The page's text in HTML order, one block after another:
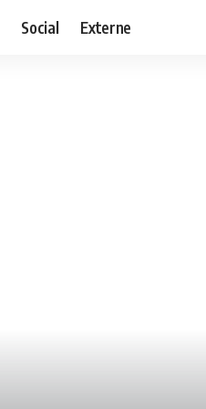
Social Externe